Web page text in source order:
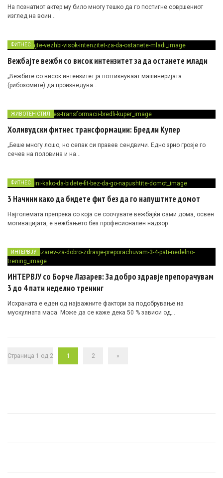
На познатиот актер му било многу тешко да го постигне совршениот
изглед на воин…
ФИТНЕС
Вежбајте вежби со висок интензитет за да останете млади
„Вежбите со висок интензитет ја поттикнуваат машинеријата
(рибозомите) да произведува…
ЖИВОТЕН СТИЛ
Холивудски фитнес трансформации: Бредли Купер
„Беше многу лошо, но сепак си правев сендвичи. Едно зрно грозје го
сечев на половина и на…
ФИТНЕС
3 Начини како да бидете фит без да го напуштите домот
Најголемата препрека со која се соочувате вежбајќи сами дома, освен
мотивацијата, е вежбањето без професионален надзор
ИНТЕРВЈУ
ИНТЕРВЈУ со Борче Лазарев: За добро здравје препорачувам
3 до 4 пати неделно тренинг
Исхраната е еден од најважните фактори за подобрување на
мускулната маса. Може да се каже дека 50 % зависи од…
Страница 1 од 2 1 2 »